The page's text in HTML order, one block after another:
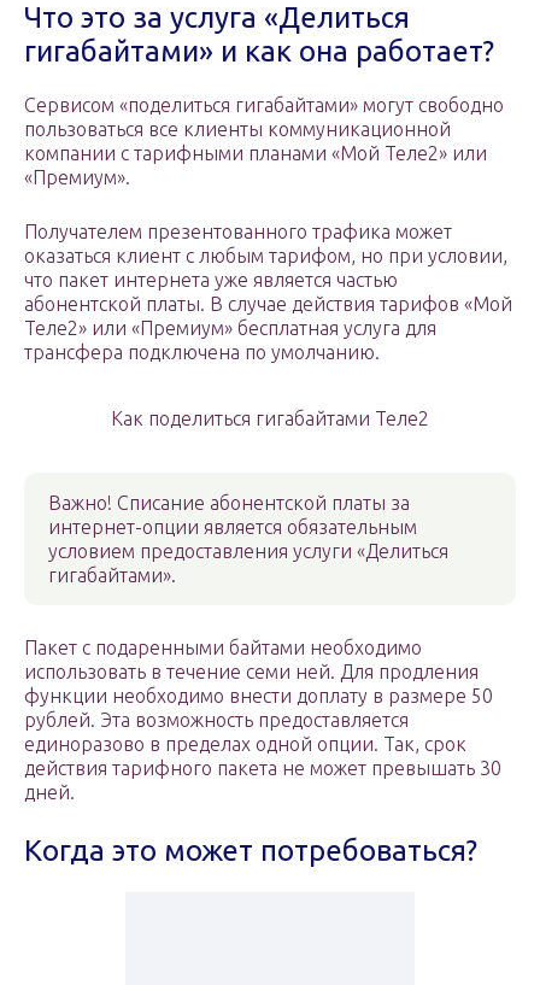
Что это за услуга «Делиться
гигабайтами» и как она работает?
Сервисом «поделиться гигабайтами» могут свободно
пользоваться все клиенты коммуникационной
компании с тарифными планами «Мой Теле2» или
«Премиум».
Получателем презентованного трафика может
оказаться клиент с любым тарифом, но при условии,
что пакет интернета уже является частью
абонентской платы. В случае действия тарифов «Мой
Теле2» или «Премиум» бесплатная услуга для
трансфера подключена по умолчанию.
Как поделиться гигабайтами Теле2
Важно! Списание абонентской платы за
интернет-опции является обязательным
условием предоставления услуги «Делиться
гигабайтами».
Пакет с подаренными байтами необходимо
использовать в течение семи ней. Для продления
функции необходимо внести доплату в размере 50
рублей. Эта возможность предоставляется
единоразово в пределах одной опции. Так, срок
действия тарифного пакета не может превышать 30
дней.
Когда это может потребоваться?